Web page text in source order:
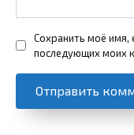
Сохранить моё имя,
последующих моих